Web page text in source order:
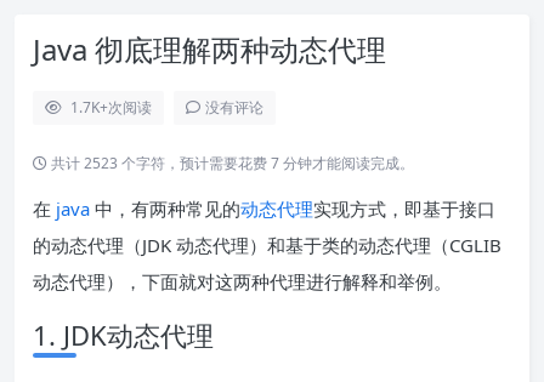
Java 彻底理解两种动态代理
1.7K+次阅读 没有评论
共计 2523 个字符，预计需要花费 7 分钟才能阅读完成。
在 java 中，有两种常见的动态代理实现方式，即基于接口
的动态代理（JDK 动态代理）和基于类的动态代理（CGLIB
动态代理），下面就对这两种代理进行解释和举例。
1. JDK动态代理